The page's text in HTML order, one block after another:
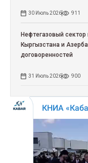
30 Июль 2026 911
Нефтегазовый
Кыргызстана и
договоренностей
31 Июль 2026 900